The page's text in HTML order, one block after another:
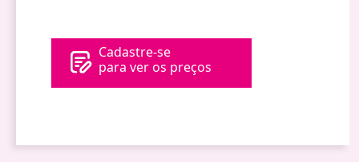
Cadastre-se
para ver os preços